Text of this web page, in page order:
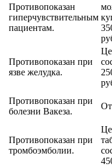
Противопоказан
гиперчувствительным
пациентам.
Противопоказан при
язве желудка.
Противопоказан при
болезни Вакеза.
Противопоказан при
тромбоэмболии.